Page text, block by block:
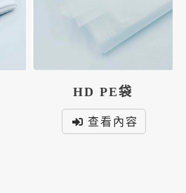
HD PE袋
查看內容